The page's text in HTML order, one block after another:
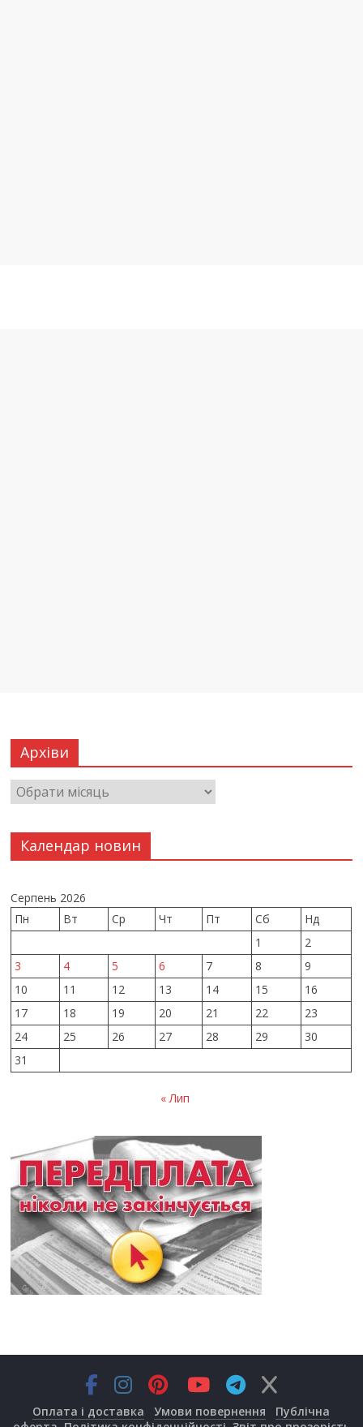
Архіви
Календар новин
Серпень 2026
Пн
Вт Ср Чт Пт Сб
Нд
1
2
3
4 5 6 7 8
9
10
11 12 13 14 15
16
17
18 19 20 21 22
23
24
25 26 27 28 29
30
31
« Лип
Оплата і доставка Умови повернення
Публічна